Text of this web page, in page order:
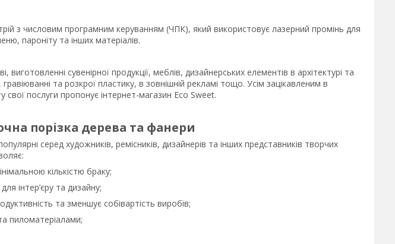
з числовим програмним керуванням (ЧПК), який використовує лазерний промінь для
пароніту та інших матеріалів.
виготовленні сувенірної продукції, меблів, дизайнерських елементів в архітектурі та
та розкрої пластику, в зовнішній рекламі тощо. Усім зацікавленим в
свої послуги пропонує інтернет-магазин Eco Sweet.
порізка дерева та фанери
серед художників, ремісників, дизайнерів та інших представників творчих
кількістю браку;
інтер’єру та дизайну;
та зменшує собівартість виробів;
пиломатеріалами;